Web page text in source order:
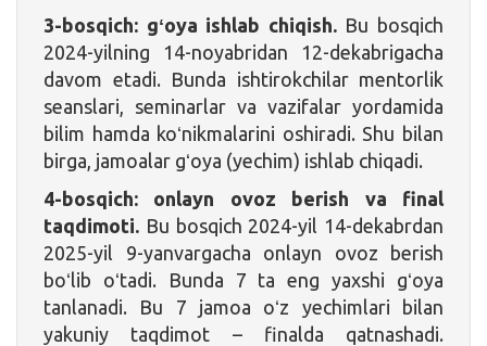
3-bosqich: gʻoya ishlab chiqish.Bu bosqich
2024-yilning 14-noyabridan 12-dekabrigacha
davom etadi. Bunda ishtirokchilar mentorlik
seanslari, seminarlar va vazifalar yordamida
bilim hamda koʻnikmalarini oshiradi. Shu bilan
birga, jamoalar gʻoya (yechim) ishlab chiqadi.
4-bosqich: onlayn ovoz berish va final
taqdimoti. Bu bosqich 2024-yil 14-dekabrdan
2025-yil 9-yanvargacha onlayn ovoz berish
boʻlib oʻtadi. Bunda 7 ta eng yaxshi gʻoya
tanlanadi. Bu 7 jamoa oʻz yechimlari bilan
yakuniy taqdimot – finalda qatnashadi.